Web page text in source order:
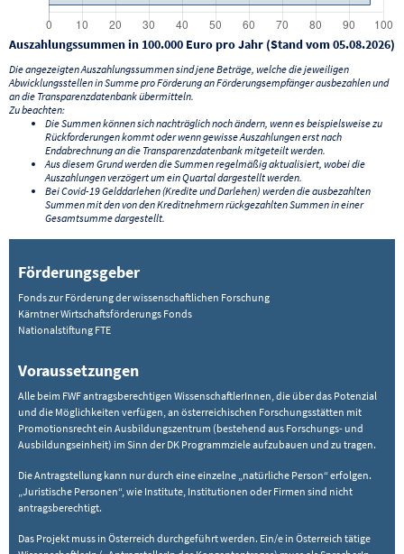
Auszahlungssummen in 100.000 Euro pro Jahr (Stand vom 05.08.2026)
Die angezeigten Auszahlungssummen sind jene Beträge, welche die jeweiligen
Abwicklungsstellen in Summe pro Förderung an Förderungsempfänger ausbezahlen und
an die Transparenzdatenbank übermitteln.
Zu beachten:
Die Summen können sich nachträglich noch ändern, wenn es beispielsweise zu
Rückforderungen kommt oder wenn gewisse Auszahlungen erst nach
Endabrechnung an die Transparenzdatenbank mitgeteilt werden.
Aus diesem Grund werden die Summen regelmäßig aktualisiert, wobei die
Auszahlungen verzögert um ein Quartal dargestellt werden.
Bei Covid-19 Gelddarlehen (Kredite und Darlehen) werden die ausbezahlten
Summen mit den von den Kreditnehmern rückgezahlten Summen in einer
Gesamtsumme dargestellt.
Förderungsgeber
Fonds zur Förderung der wissenschaftlichen Forschung
Kärntner Wirtschaftsförderungs Fonds
Nationalstiftung FTE
Voraussetzungen
Alle beim FWF antragsberechtigen WissenschaftlerInnen, die über das Potenzial
und die Möglichkeiten verfügen, an österreichischen Forschungsstätten mit
Promotionsrecht ein Ausbildungszentrum (bestehend aus Forschungs- und
Ausbildungseinheit) im Sinn der DK Programmziele aufzubauen und zu tragen.
Die Antragstellung kann nur durch eine einzelne „natürliche Person“ erfolgen.
„Juristische Personen“, wie Institute, Institutionen oder Firmen sind nicht
antragsberechtigt.
Das Projekt muss in Österreich durchgeführt werden. Ein/e in Österreich tätige